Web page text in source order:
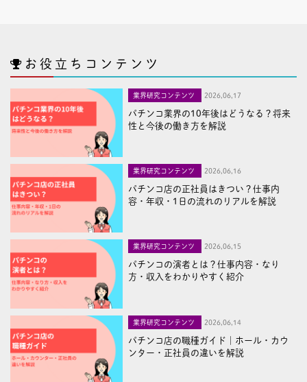
お役立ちコンテンツ
業界研究コンテンツ 2026,06,17
パチンコ業界の10年後はどうなる？将来
性と今後の働き方を解説
業界研究コンテンツ 2026,06,16
パチンコ店の正社員はきつい？仕事内
容・年収・1日の流れのリアルを解説
業界研究コンテンツ 2026,06,15
パチンコの演者とは？仕事内容・なり
方・収入をわかりやすく紹介
業界研究コンテンツ 2026,06,14
パチンコ店の職種ガイド｜ホール・カウ
ンター・正社員の違いを解説